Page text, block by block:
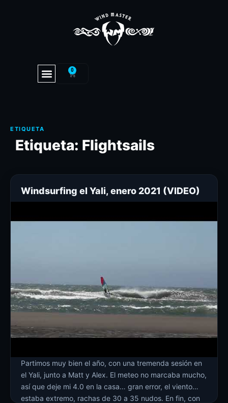
0
Etiqueta: Flightsails
Windsurfing el Yali, enero 2021 (VIDEO)
Partimos muy bien el año, con una tremenda sesión en
el Yali, junto a Matt y Alex. El meteo no marcaba mucho,
así que deje mi 4.0 en la casa… gran error, el viento
estaba extremo, rachas de 30 a 35 nudos. En fin, con